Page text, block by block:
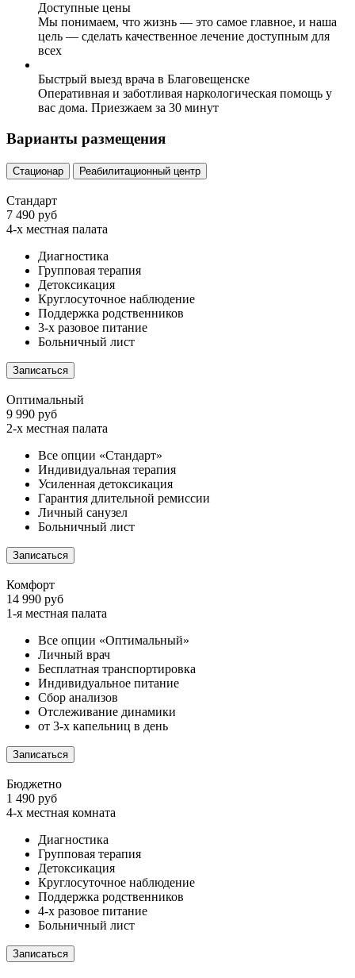
Доступные цены
Мы понимаем, что жизнь — это самое главное, и наша
цель — сделать качественное лечение доступным для
всех
Быстрый выезд врача в Благовещенске
Оперативная и заботливая наркологическая помощь у
вас дома. Приезжаем за 30 минут
Варианты размещения
Стационар Реабилитационный центр
Стандарт
7 490 руб
4-х местная палата
Диагностика
Групповая терапия
Детоксикация
Круглосуточное наблюдение
Поддержка родственников
3-х разовое питание
Больничный лист
Записаться
Оптимальный
9 990 руб
2-х местная палата
Все опции «Стандарт»
Индивидуальная терапия
Усиленная детоксикация
Гарантия длительной ремиссии
Личный санузел
Больничный лист
Записаться
Комфорт
14 990 руб
1-я местная палата
Все опции «Оптимальный»
Личный врач
Бесплатная транспортировка
Индивидуальное питание
Сбор анализов
Отслеживание динамики
от 3-х капельниц в день
Записаться
Бюджетно
1 490 руб
4-х местная комната
Диагностика
Групповая терапия
Детоксикация
Круглосуточное наблюдение
Поддержка родственников
4-х разовое питание
Больничный лист
Записаться